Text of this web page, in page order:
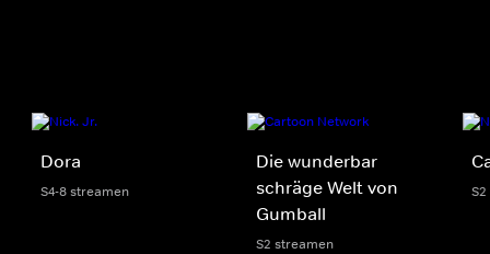
Dora
S4-8 streamen
Die wunderbar
schräge Welt von
Gumball
S2 streamen